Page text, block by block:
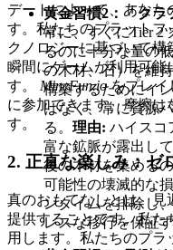
黄金習慣2：「クラ
常に、すぐにTier 2
るのに十分な量の
の木材、石）を維
構築するためにイ
はなく、常に資源
る。 理由: ハイスコ
富な鉱脈が露出し
後の木材を集める
可能性の壊滅的な
ンタイムを排除し
レスな移行を保証
デートによって、あな
す。私たちのプラットフ
クノロジーに基づいて
瞬間にゲームが利用可能
す。 MineFun.ioをプレイ
に参加できます。摩擦
す。
2. 正直な楽しみ：ゼ
真のおもてなしとは、見
提供することです。私た
用します。私たちのプラ